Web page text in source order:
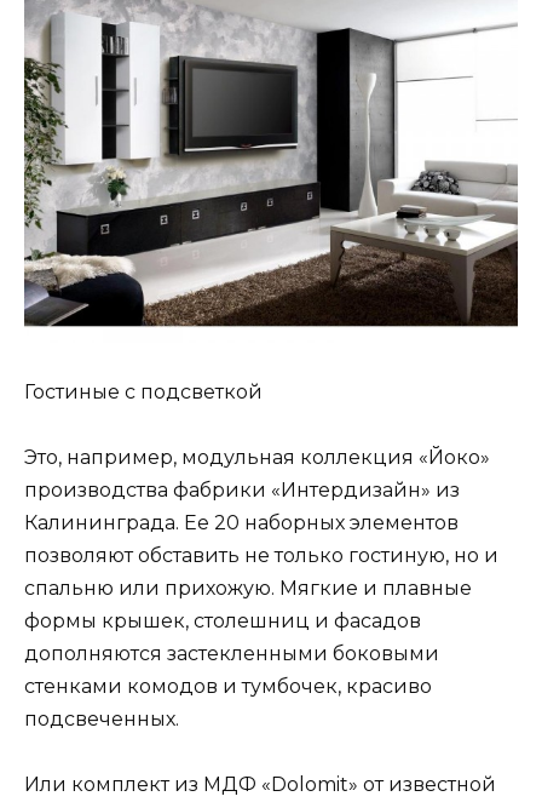
Гостиные с подсветкой
Это, например, модульная коллекция «Йоко»
производства фабрики «Интердизайн» из
Калининграда. Ее 20 наборных элементов
позволяют обставить не только гостиную, но и
спальню или прихожую. Мягкие и плавные
формы крышек, столешниц и фасадов
дополняются застекленными боковыми
стенками комодов и тумбочек, красиво
подсвеченных.
Или комплект из МДФ «Dolomit» от известной